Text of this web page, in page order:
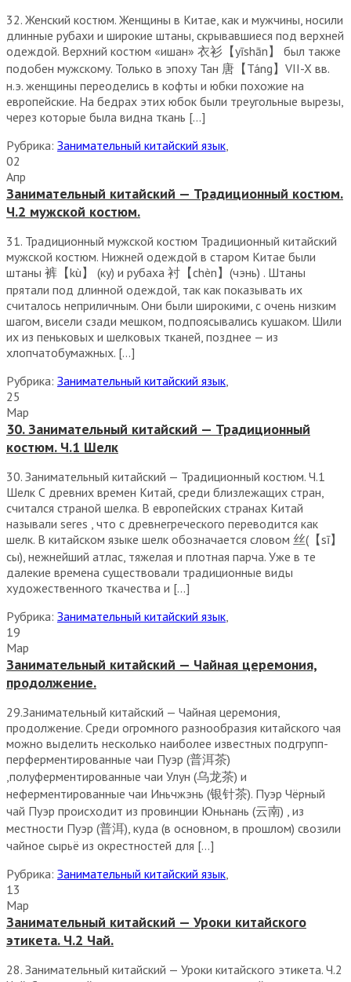
32. Женский костюм. Женщины в Китае, как и мужчины, носили
длинные рубахи и широкие штаны, скрывавшиеся под верхней
одеждой. Верхний костюм «ишан» 衣衫【yīshān】 был также
подобен мужскому. Только в эпоху Тан 唐【Táng】VII-X вв.
н.э. женщины переоделись в кофты и юбки похожие на
европейские. На бедрах этих юбок были треугольные вырезы,
через которые была видна ткань […]
Рубрика: Занимательный китайский язык,
02
Апр
Занимательный китайский — Традиционный костюм.
Ч.2 мужской костюм.
31. Традиционный мужской костюм Традиционный китайский
мужской костюм. Нижней одеждой в старом Китае были
штаны 裤【kù】 (ку) и рубаха 衬【chèn】(чэнь) . Штаны
прятали под длинной одеждой, так как показывать их
считалось неприличным. Они были широкими, с очень низким
шагом, висели сзади мешком, подпоясывались кушаком. Шили
их из пеньковых и шелковых тканей, позднее — из
хлопчатобумажных. […]
Рубрика: Занимательный китайский язык,
25
Мар
30. Занимательный китайский — Традиционный
костюм. Ч.1 Шелк
30. Занимательный китайский — Традиционный костюм. Ч.1
Шелк С древних времен Китай, среди близлежащих стран,
считался страной шелка. В европейских странах Китай
называли seres , что с древнегреческого переводится как
шелк. В китайском языке шелк обозначается словом 丝(【sī】
сы), нежнейший атлас, тяжелая и плотная парча. Уже в те
далекие времена существовали традиционные виды
художественного ткачества и […]
Рубрика: Занимательный китайский язык,
19
Мар
Занимательный китайский — Чайная церемония,
продолжение.
29.Занимательный китайский — Чайная церемония,
продолжение. Среди огромного разнообразия китайского чая
можно выделить несколько наиболее известных подгрупп-
перферментированные чаи Пуэр (普洱茶)
,полуферментированные чаи Улун (乌龙茶) и
неферментированные чаи Иньчжэнь (银针茶). Пуэр Чёрный
чай Пуэр происходит из провинции Юньнань (云南) , из
местности Пуэр (普洱), куда (в основном, в прошлом) свозили
чайное сырьё из окрестностей для […]
Рубрика: Занимательный китайский язык,
13
Мар
Занимательный китайский — Уроки китайского
этикета. Ч.2 Чай.
28. Занимательный китайский — Уроки китайского этикета. Ч.2